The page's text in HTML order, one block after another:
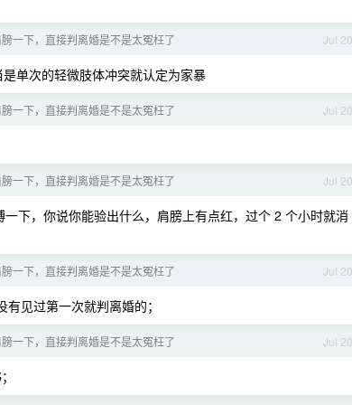
Jul 20
一下，直接判离婚是不是太冤枉了
单次的轻微肢体冲突就认定为家暴
Jul 20
一下，直接判离婚是不是太冤枉了
Jul 20
一下，直接判离婚是不是太冤枉了
下，你说你能验出什么，肩膀上有点红，过个 2 个小时就消
Jul 20
一下，直接判离婚是不是太冤枉了
见过第一次就判离婚的；
Jul 20
一下，直接判离婚是不是太冤枉了